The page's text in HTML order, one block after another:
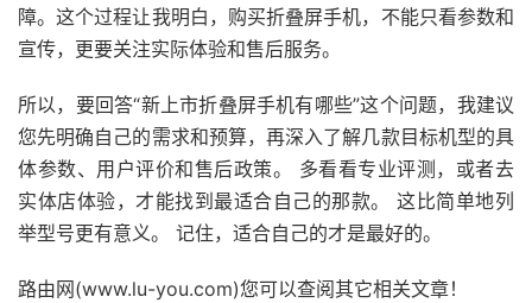
障。这个过程让我明白，购买折叠屏手机，不能只看参数和
宣传，更要关注实际体验和售后服务。
所以，要回答“新上市折叠屏手机有哪些”这个问题，我建议
您先明确自己的需求和预算，再深入了解几款目标机型的具
体参数、用户评价和售后政策。 多看看专业评测，或者去
实体店体验，才能找到最适合自己的那款。 这比简单地列
举型号更有意义。 记住，适合自己的才是最好的。
路由网(www.lu-you.com)您可以查阅其它相关文章！